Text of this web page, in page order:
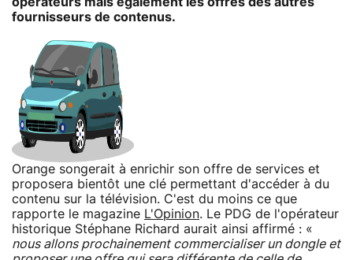
fournisseurs de contenus.
Orange songerait à enrichir son offre de services et
proposera bientôt une clé permettant d'accéder à du
contenu sur la télévision. C'est du moins ce que
rapporte le magazine L'Opinion. Le PDG de l'opérateur
historique Stéphane Richard aurait ainsi affirmé : «
nous allons prochainement commercialiser un dongle et